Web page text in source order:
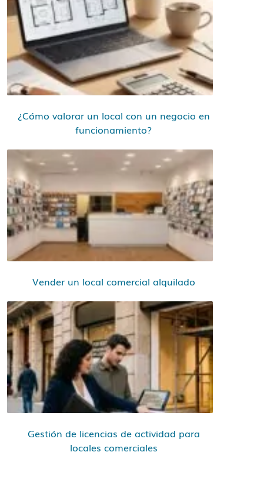
¿Cómo valorar un local con un negocio en
funcionamiento?
Vender un local comercial alquilado
Gestión de licencias de actividad para
locales comerciales